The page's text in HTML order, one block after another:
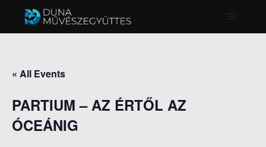
Főmenü
« All Events
PARTIUM – AZ ÉRTŐL AZ
ÓCEÁNIG